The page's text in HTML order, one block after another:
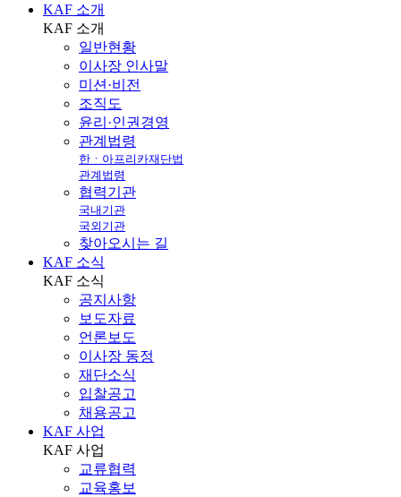
KAF 소개
KAF 소개
일반현황
이사장 인사말
미션·비전
조직도
윤리·인권경영
관계법령
한ㆍ아프리카재단법
관계법령
협력기관
국내기관
국외기관
찾아오시는 길
KAF 소식
KAF 소식
공지사항
보도자료
언론보도
이사장 동정
재단소식
입찰공고
채용공고
KAF 사업
KAF 사업
교류협력
교육홍보